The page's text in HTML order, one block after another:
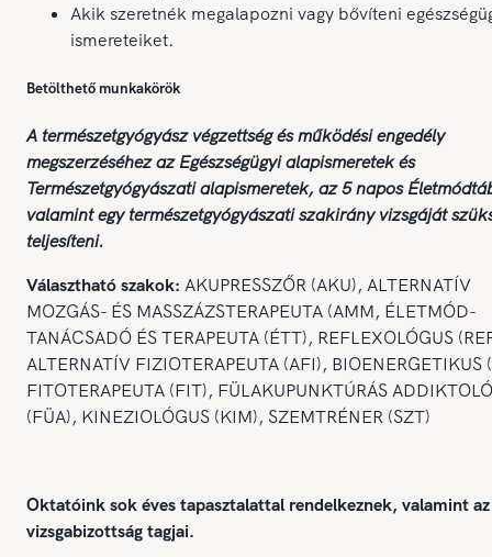
Akik szeretnék megalapozni vagy bővíteni
ismereteiket.
Betölthető munkakörök
A természetgyógyász végzettség és működési engedély
megszerzéséhez az Egészségügyi alapismeretek és
Természetgyógyászati alapismeretek, az 5 napos
valamint egy természetgyógyászati szakirány vizsgáját
teljesíteni.
Választható szakok: AKUPRESSZŐR (AKU), ALTERNATÍV
MOZGÁS- ÉS MASSZÁZSTERAPEUTA (AMM, ÉLETMÓD-
TANÁCSADÓ ÉS TERAPEUTA (ÉTT), REFLEXOLÓGUS
ALTERNATÍV FIZIOTERAPEUTA (AFI), BIOENERGETIKUS
FITOTERAPEUTA (FIT), FÜLAKUPUNKTÚRÁS
(FÜA), KINEZIOLÓGUS (KIM), SZEMTRÉNER (SZT)
Oktatóink sok éves tapasztalattal rendelkeznek, valamint
vizsgabizottság tagjai.